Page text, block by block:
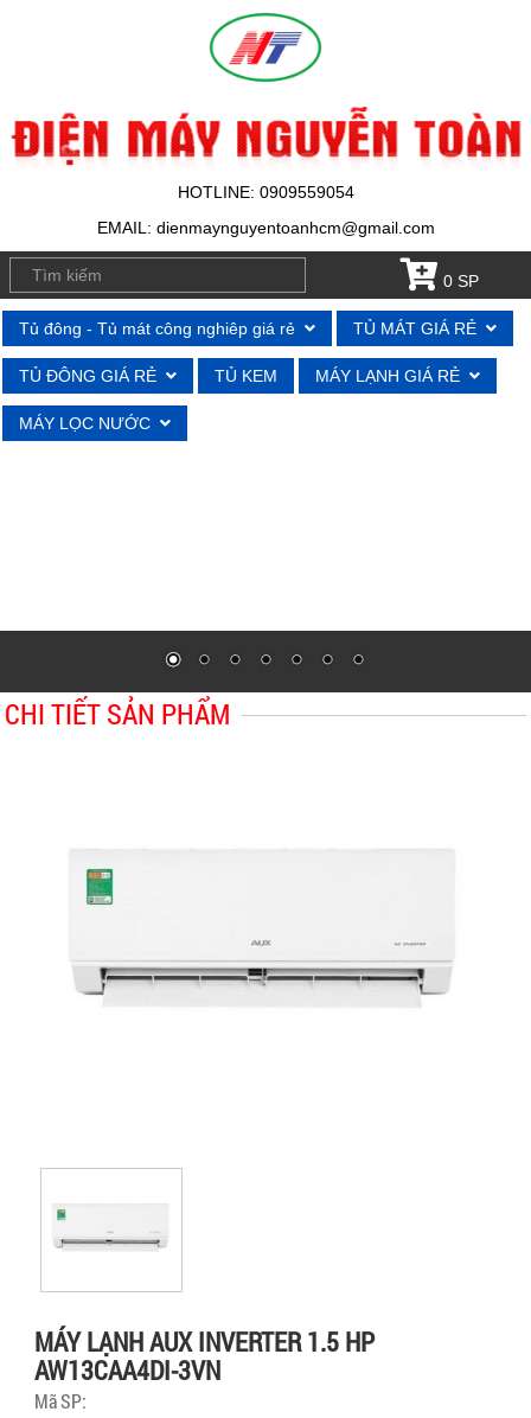
HOTLINE: 0909559054
EMAIL: dienmaynguyentoanhcm@gmail.com
0 SP
Tủ đông - Tủ mát công nghiêp giá rẻ TỦ MÁT GIÁ RẺ
TỦ ĐÔNG GIÁ RẺ TỦ KEM MÁY LẠNH GIÁ RẺ
MÁY LỌC NƯỚC
CHI TIẾT SẢN PHẨM
MÁY LẠNH AUX INVERTER 1.5 HP
AW13CAA4DI-3VN
Mã SP: